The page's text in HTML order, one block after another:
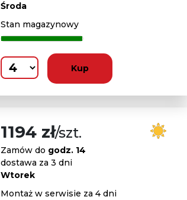
Środa
Stan magazynowy
Kup
1194 zł/szt.
Zamów do godz. 14
dostawa za 3 dni
Wtorek
Montaż w serwisie za 4 dni